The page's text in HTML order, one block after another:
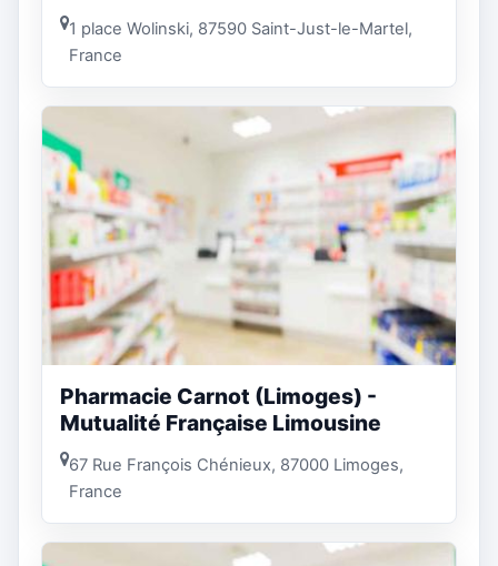
1 place Wolinski, 87590 Saint-Just-le-Martel,
France
Pharmacie Carnot (Limoges) -
Mutualité Française Limousine
67 Rue François Chénieux, 87000 Limoges,
France